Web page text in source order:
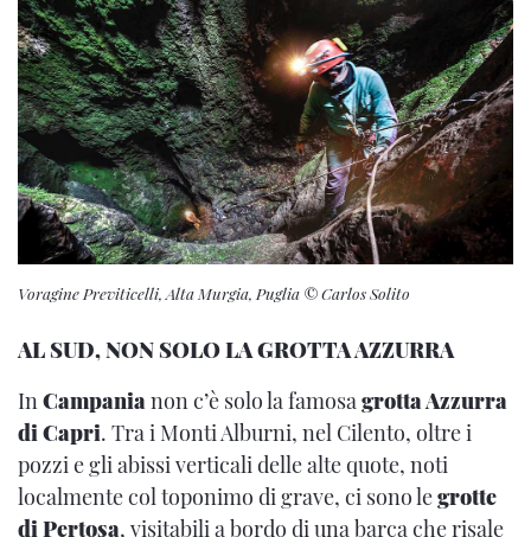
Voragine Previticelli, Alta Murgia, Puglia © Carlos Solito
AL SUD, NON SOLO LA GROTTA AZZURRA
InCampanianon c’è solo la famosagrotta Azzurra
di Capri. Tra i Monti Alburni, nel Cilento, oltre i
pozzi e gli abissi verticali delle alte quote, noti
localmente col toponimo di grave, ci sono legrotte
di Pertosa, visitabili a bordo di una barca che risale